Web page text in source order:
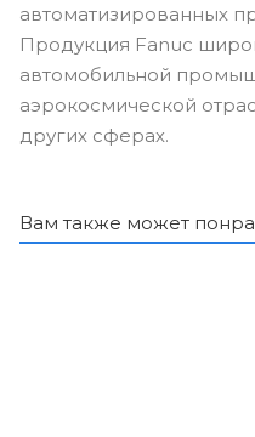
автоматизированных
Продукция Fanuc
автомобильной
аэрокосмической
других сферах.
Вам также может